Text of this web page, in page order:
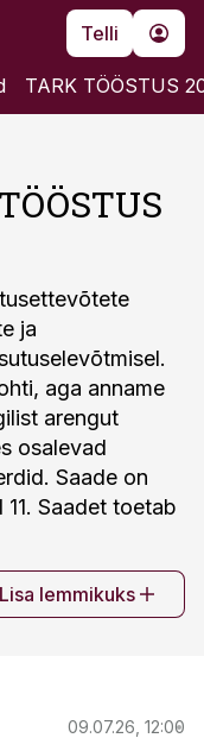
Telli
TARK TÖÖSTUS
ja
aga anname
arengut
osalevad
Saade on
Saadet toetab
Lisa lemmikuks
09.07.26, 12:00